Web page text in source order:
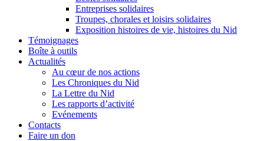
Entreprises solidaires
Troupes, chorales et loisirs solidaires
Exposition histoires de vie, histoires du Nid
Témoignages
Boîte à outils
Actualités
Au cœur de nos actions
Les Chroniques du Nid
La Lettre du Nid
Les rapports d’activité
Evénements
Contacts
Faire un don